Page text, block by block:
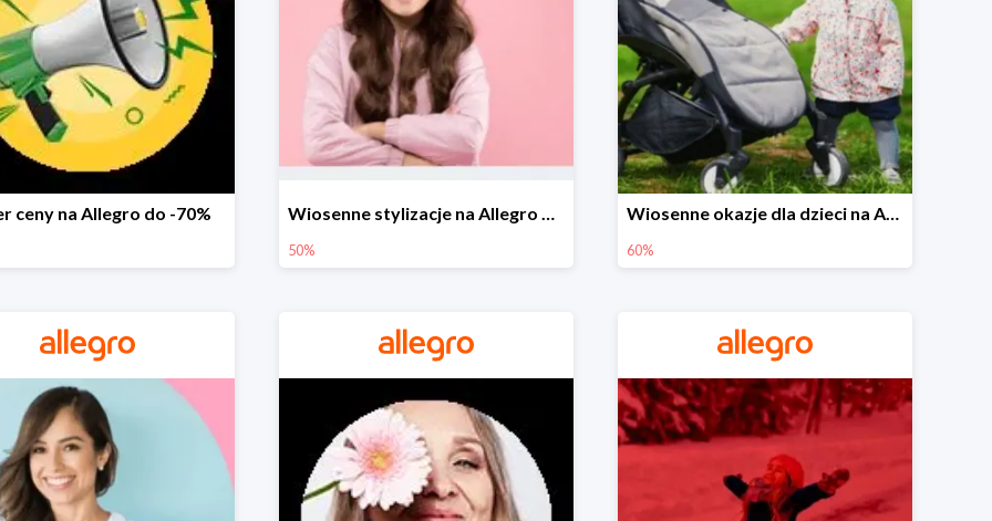
ceny na Allegro do -70% Wiosenne stylizacje na Allegro do -50%
50%
Wiosenne okazje dla dzieci na Allegro do -60%
60%